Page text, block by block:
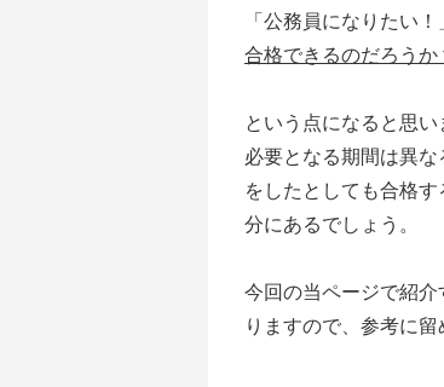
「公務員になりたい
合格できるのだろうか
という点になると思
必要となる期間は異
をしたとしても合格
分にあるでしょう。
今回の当ページで紹
りますので、参考に留